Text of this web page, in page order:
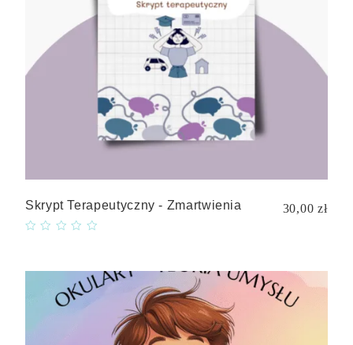
Skrypt Terapeutyczny - Zmartwienia 30,00 zł